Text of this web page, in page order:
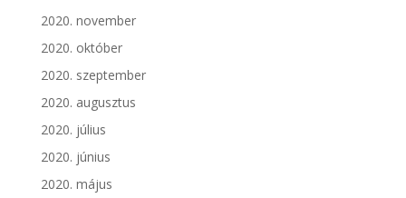
2020. november
2020. október
2020. szeptember
2020. augusztus
2020. július
2020. június
2020. május